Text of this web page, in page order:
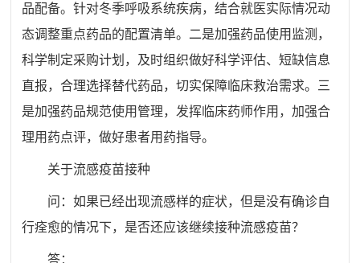
品配备。针对冬季呼吸系统疾病，结合就医实际情况动
态调整重点药品的配置清单。二是加强药品使用监测，
科学制定采购计划，及时组织做好科学评估、短缺信息
直报，合理选择替代药品，切实保障临床救治需求。三
是加强药品规范使用管理，发挥临床药师作用，加强合
理用药点评，做好患者用药指导。
关于流感疫苗接种
问：如果已经出现流感样的症状，但是没有确诊自
行痊愈的情况下，是否还应该继续接种流感疫苗？
答：